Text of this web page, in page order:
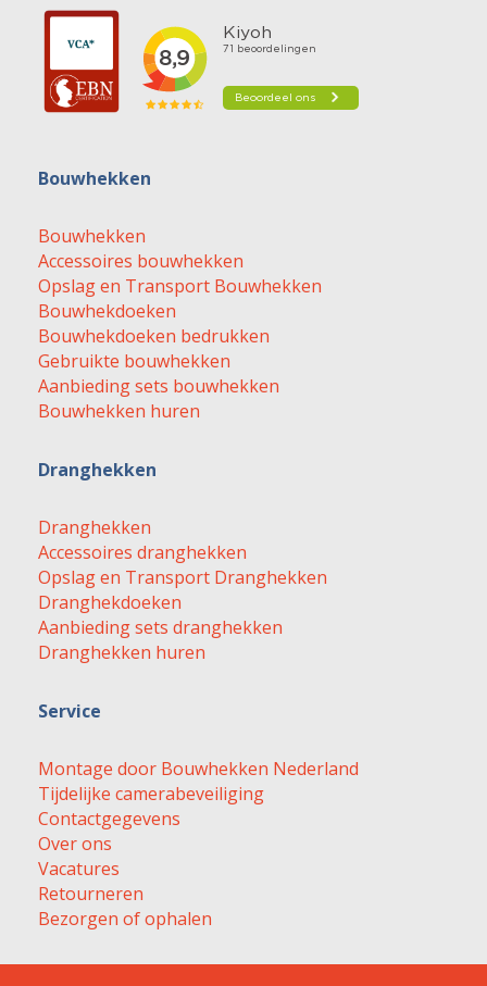
Bouwhekken
Bouwhekken
Accessoires bouwhekken
Opslag en Transport Bouwhekken
Bouwhekdoeken
Bouwhekdoeken bedrukken
Gebruikte bouwhekken
Aanbieding sets bouwhekken
Bouwhekken huren
Dranghekken
Dranghekken
Accessoires dranghekken
Opslag en Transport Dranghekken
Dranghekdoeken
Aanbieding sets dranghekken
Dranghekken huren
Service
Montage door Bouwhekken Nederland
Tijdelijke camerabeveiliging
Contactgegevens
Over ons
Vacatures
Retourneren
Bezorgen of ophalen